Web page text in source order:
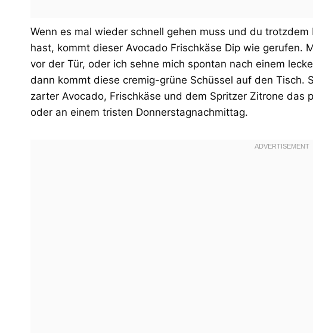
Wenn es mal wieder schnell gehen muss und du
hast, kommt dieser Avocado Frischkäse Dip wie gerufen.
vor der Tür, oder ich sehne mich spontan nach einem
dann kommt diese cremig-grüne Schüssel auf den Tisch.
zarter Avocado, Frischkäse und dem Spritzer Zitrone das
oder an einem tristen Donnerstagnachmittag.